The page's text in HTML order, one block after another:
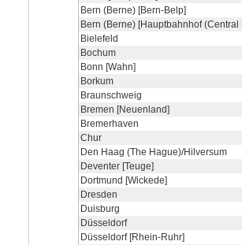
Bern (Berne) [Bern-Belp]
Bern (Berne) [Hauptbahnhof (Central
Bielefeld
Bochum
Bonn [Wahn]
Borkum
Braunschweig
Bremen [Neuenland]
Bremerhaven
Chur
Den Haag (The Hague)/Hilversum
Deventer [Teuge]
Dortmund [Wickede]
Dresden
Duisburg
Düsseldorf
Düsseldorf [Rhein-Ruhr]